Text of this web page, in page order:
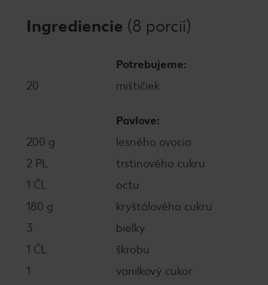
Ingrediencie (8 porcií)
Potrebujeme:
20
mištičiek
Pavlove:
200 g
lesného ovocia
2 PL
trstinového cukru
1 ČL
octu
180 g
kryštálového cukru
3
bielky
1 ČL
škrobu
1
vanilkový cukor